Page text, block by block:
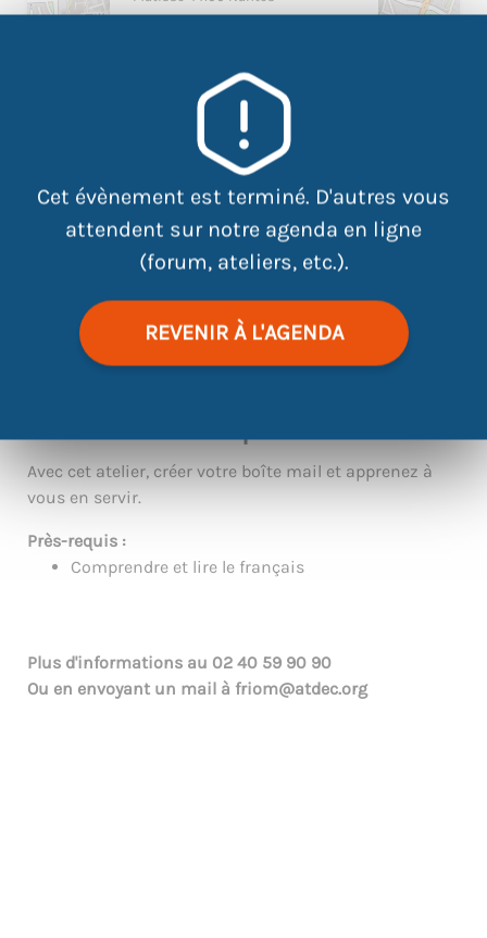
Cet évènement est terminé. D'autres vous
attendent sur notre agenda en ligne
(forum, ateliers, etc.).
REVENIR À L'AGENDA
Avec cet atelier, créer votre boîte mail et apprenez à
vous en servir.
Près-requis :
Comprendre et lire le français
Plus d'informations au 02 40 59 90 90
Ou en envoyant un mail à friom@atdec.org